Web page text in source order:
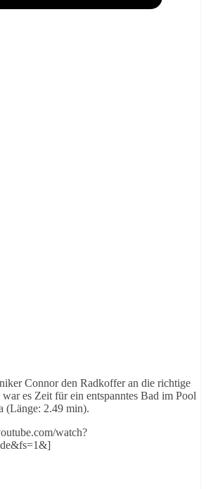
Connor den Radkoffer an die richtige
es Zeit für ein entspanntes Bad im Pool
(Länge: 2.49 min).
watch?